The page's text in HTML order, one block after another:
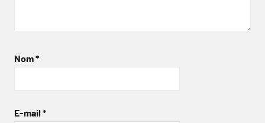
Nom*
E-mail *